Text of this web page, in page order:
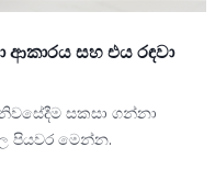
ආකාරය සහ එය රඳවා
සකසා ගන්නා
පියවර මෙන්න.